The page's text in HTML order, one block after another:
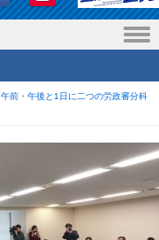
午前・午後と1日に二つの労政審分科